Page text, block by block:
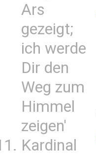
Ars
gezeigt;
ich werde
Dir den
Weg zum
Himmel
zeigen'
Kardinal